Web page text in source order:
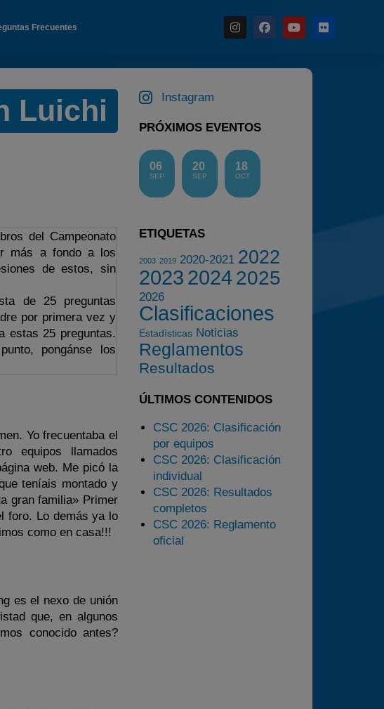
Preguntas Frecuentes
Frecuentes
Luichi
del Campeonato
más a fondo a los
de estos, sin
de 25 preguntas
por primera vez y
estas 25 preguntas.
pongánse los
Yo frecuentaba el
equipos llamados
web. Me picó la
teníais montado y
gran familia» Primer
foro. Lo demás ya lo
como en casa!!!
es el nexo de unión
que, en algunos
conocido antes?
Instagram
PRÓXIMOS EVENTOS
06
SEP
20
SEP
18
OCT
ETIQUETAS
2003 2019 2020-2021 2022
2023 20242025
2026
Clasificaciones
Estadísticas Noticias
Reglamentos
Resultados
ÚLTIMOS CONTENIDOS
CSC 2026: Clasificación
por equipos
CSC 2026: Clasificación
individual
CSC 2026: Resultados
completos
CSC 2026: Reglamento
oficial